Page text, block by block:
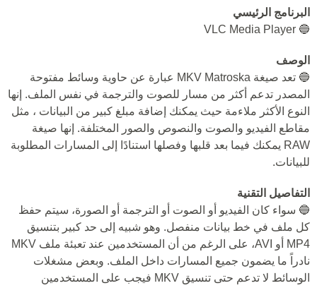
البرنامج الرئيسي
🔵 VLC Media Player
الوصف
🔵 تعد صيغة MKV Matroska عبارة عن حاوية وسائط مفتوحة
المصدر تدعم أكثر من مسار للصوت والترجمة في نفس الملف. إنها
النوع الأكثر ملاءمة حيث يمكنك إضافة مبلغ كبير من البيانات ، مثل
مقاطع الفيديو والصوت والنصوص والصور المختلفة. إنها صيغة
RAW يمكنك فيما بعد قلبها وفصلها استنادًا إلى المسارات المطلوبة
للبيانات.
التفاصيل التقنية
🔵 سواء كان الفيديو أو الصوت أو الترجمة أو الصورة، سيتم حفظ
كل ملف في خط بيانات منفصل. وهو شبيه إلى حد كبير بتنسيق
MP4 أو AVI، على الرغم من أن المستخدمين عند تعبئة ملف MKV
نادراً ما يضمون جميع المسارات داخل الملف. وبعض مشغلات
الوسائط لا تدعم حتى تنسيق MKV فيجب على المستخدمين